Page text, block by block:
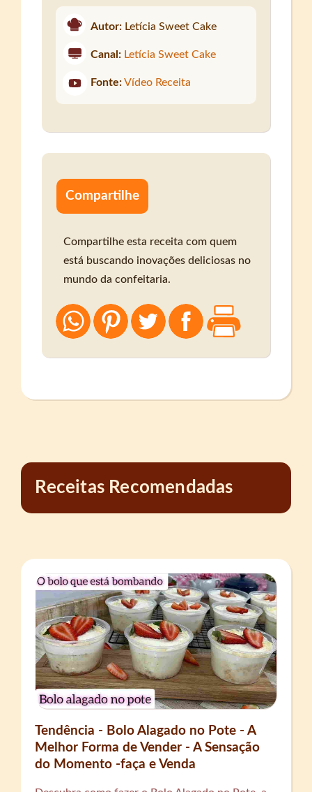
Autor: Letícia Sweet Cake
Canal: Letícia Sweet Cake
Fonte: Vídeo Receita
Compartilhe
Compartilhe esta receita com quem
está buscando inovações deliciosas no
mundo da confeitaria.
Receitas Recomendadas
Tendência - Bolo Alagado no Pote - A
Melhor Forma de Vender - A Sensação
do Momento -faça e Venda